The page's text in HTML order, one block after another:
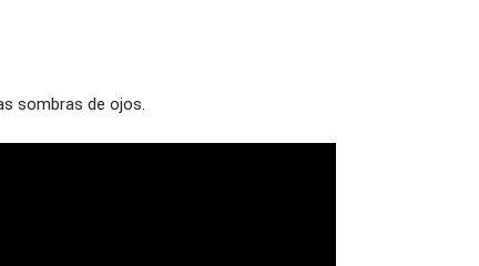
sombras de ojos.